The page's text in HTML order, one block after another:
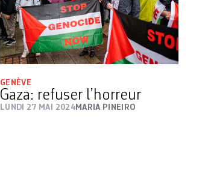
GENÈVE
Gaza: refuser l’horreur
LUNDI 27 MAI 2024MARIA PINEIRO